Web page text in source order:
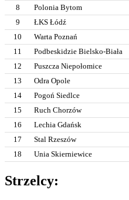
8
Polonia Bytom
9
ŁKS Łódź
10
Warta Poznań
11
Podbeskidzie Bielsko-Biała
12
Puszcza Niepołomice
13
Odra Opole
14
Pogoń Siedlce
15
Ruch Chorzów
16
Lechia Gdańsk
17
Stal Rzeszów
18
Unia Skierniewice
Strzelcy: